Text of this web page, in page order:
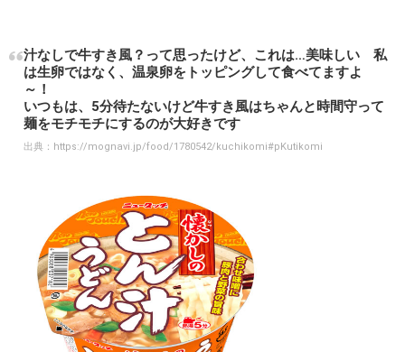
汁なしで牛すき風？って思ったけど、これは…美味しい 私
は生卵ではなく、温泉卵をトッピングして食べてますよ
～！
いつもは、5分待たないけど牛すき風はちゃんと時間守って
麺をモチモチにするのが大好きです
出典： https://mognavi.jp/food/1780542/kuchikomi#pKutikomi